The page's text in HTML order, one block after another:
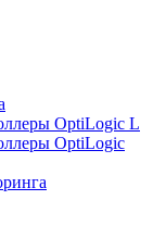
OptiLogic L
OptiLogic